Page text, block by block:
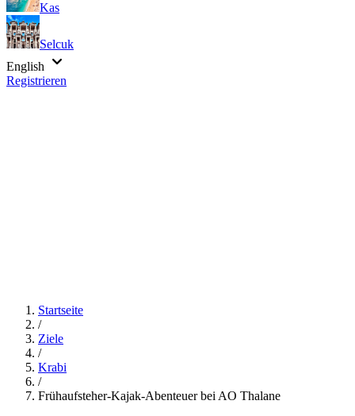
Kas
Selcuk
English
Registrieren
Startseite
/
Ziele
/
Krabi
/
Frühaufsteher-Kajak-Abenteuer bei AO Thalane